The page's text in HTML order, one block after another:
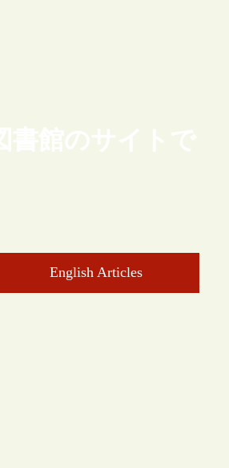
書館のサイトで
English Articles